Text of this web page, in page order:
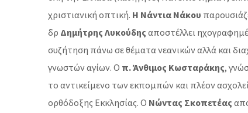
χριστιανική οπτική. Η Νάντια Νάκου
δρ Δημήτρης Λυκούδης αποστέλλει
συζήτηση πάνω σε θέματα νεανικών αλλά και
γνωστών αγίων. Ο π. Άνθιμος Κωσταράκης,
το αντικείμενο των εκπομπών και πλέον
ορθόδοξης Εκκλησίας. Ο Νώντας Σκοπετέας